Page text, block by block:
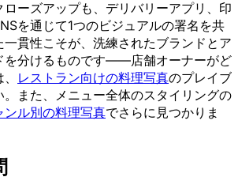
ーズアップも、デリバリーアプリ、印
を通じて1つのビジュアルの署名を共
貫性こそが、洗練されたブランドとア
を分けるものです——店舗オーナーがど
レストラン向けの料理写真のプレイブ
。また、メニュー全体のスタイリングの
ンル別の料理写真でさらに見つかりま